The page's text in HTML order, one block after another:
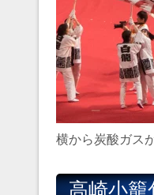
横から炭酸ガス
高崎小籠